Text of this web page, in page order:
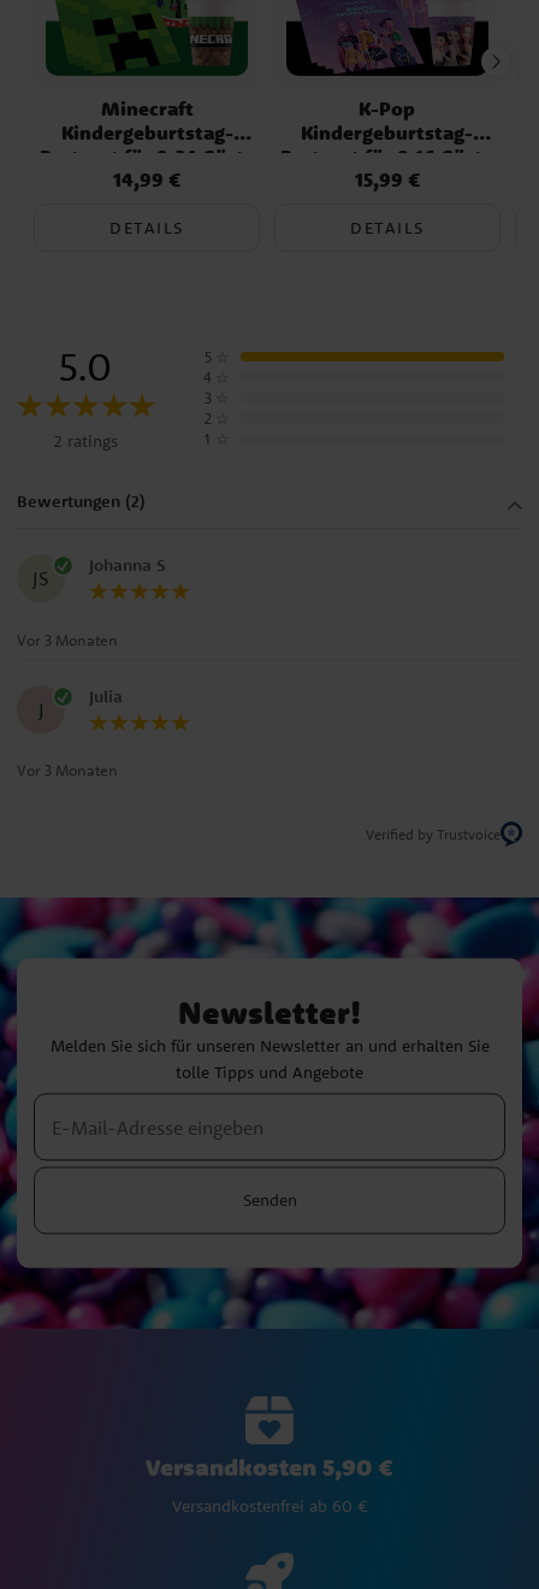
Minecraft
Kindergeburtstag-
Partyset für 8-24 Gäste
Preis:14,99 €
14,99 €
DETAILS
K-Pop
Kindergeburtstag-
Partyset für 8-16 Gäste
Preis:15,99 €
15,99 €
DETAILS
5.0
2 ratings
5
4
3
2
1
Bewertungen (2)
JS
Johanna S
Vor 3 Monaten
J
Julia
Vor 3 Monaten
Verified by Trustvoice
Newsletter!
Melden Sie sich für unseren Newsletter an und erhalten Sie
tolle Tipps und Angebote
Senden
Versandkosten 5,90 €
Versandkostenfrei ab 60 €